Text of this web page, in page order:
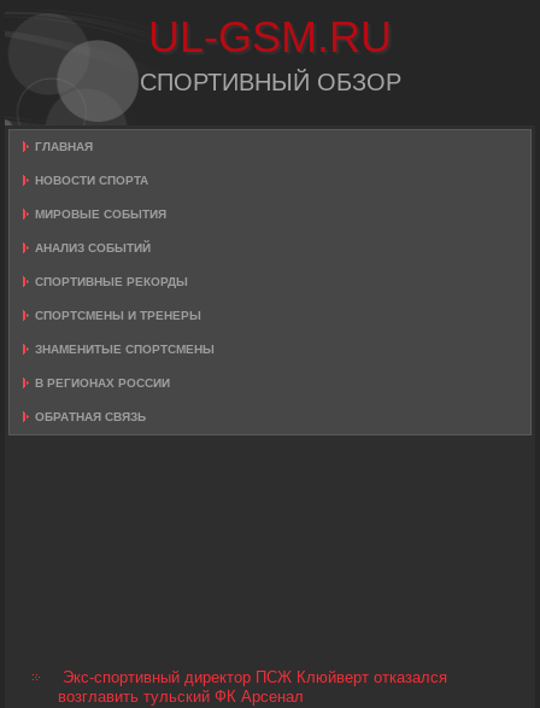
UL-GSM.RU
СПОРТИВНЫЙ ОБЗОР
ГЛАВНАЯ
НОВОСТИ СПОРТА
МИРОВЫЕ СОБЫТИЯ
АНАЛИЗ СОБЫТИЙ
СПОРТИВНЫЕ РЕКОРДЫ
СПОРТСМЕНЫ И ТРЕНЕРЫ
ЗНАМЕНИТЫЕ СПОРТСМЕНЫ
В РЕГИОНАХ РОССИИ
ОБРАТНАЯ СВЯЗЬ
Экс-спортивный директор ПСЖ Клюйверт отказался
возглавить тульский ФК Арсенал